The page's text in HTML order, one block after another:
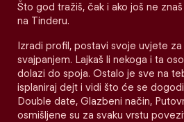
Što god tražiš, čak i ako još ne
na Tinderu.
Izradi profil, postavi svoje uvjete
svajpanjem. Lajkaš li nekoga i ta
dolazi do spoja. Ostalo je sve na
isplaniraj dejt i vidi što će se
Double date, Glazbeni način,
osmišljene su za svaku vrstu